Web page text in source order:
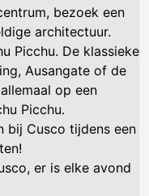
bezoek een
architectuur.
Picchu. De klassieke
, Ausangate of de
op een
Picchu.
bij Cusco tijdens een
er is elke avond